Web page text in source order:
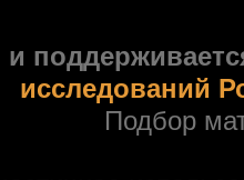
и
исследований
Подбор